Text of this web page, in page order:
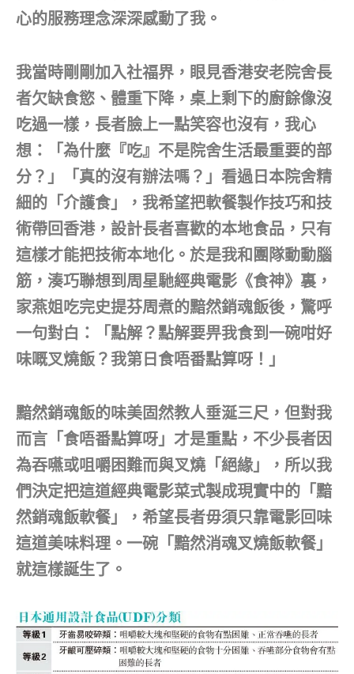
心的服務理念深深感動了我。
我當時剛剛加入社福界，眼見香港安老院舍長
者欠缺食慾、體重下降，桌上剩下的廚餘像沒
吃過一樣，長者臉上一點笑容也沒有，我心
想：「為什麼『吃』不是院舍生活最重要的部
分？」「真的沒有辦法嗎？」看過日本院舍精
細的「介護食」，我希望把軟餐製作技巧和技
術帶回香港，設計長者喜歡的本地食品，只有
這樣才能把技術本地化。於是我和團隊動動腦
筋，湊巧聯想到周星馳經典電影《食神》裏，
家燕姐吃完史提芬周煮的黯然銷魂飯後，驚呼
一句對白：「點解？點解要畀我食到一碗咁好
味嘅叉燒飯？我第日食唔番點算呀！」
黯然銷魂飯的味美固然教人垂涎三尺，但對我
而言「食唔番點算呀」才是重點，不少長者因
為吞嚥或咀嚼困難而與叉燒「絕緣」，所以我
們決定把這道經典電影菜式製成現實中的「黯
然銷魂飯軟餐」，希望長者毋須只靠電影回味
這道美味料理。一碗「黯然消魂叉燒飯軟餐」
就這樣誕生了。